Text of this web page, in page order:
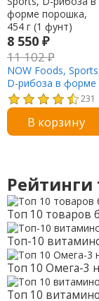
8 550 ₽
11 102₽
NOW Foods,
D-рибоза в форме
порошка, 454 г (1
фунт)
231
В корзину
Рейтинги
Топ 10 товаров
Топ-10
Топ 10 Омега-3
Топ 10